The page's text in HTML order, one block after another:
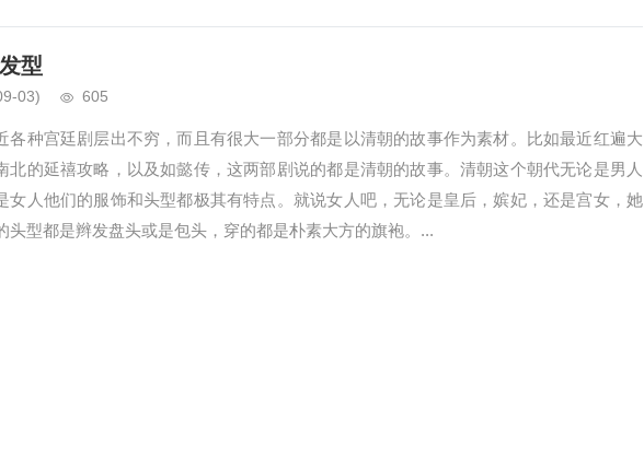
型
03) 605
各种宫廷剧层出不穷，而且有很大一部分都是以清朝的故事作为素材。比如最近红遍大
北的延禧攻略，以及如懿传，这两部剧说的都是清朝的故事。清朝这个朝代无论是男人
女人他们的服饰和头型都极其有特点。就说女人吧，无论是皇后，嫔妃，还是宫女，她
头型都是辫发盘头或是包头，穿的都是朴素大方的旗袍。...